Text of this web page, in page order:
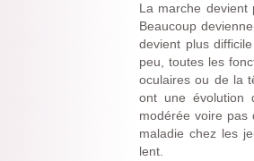
La marche devient
Beaucoup
devient plus
peu, toutes les
oculaires ou de la
ont une évolution
modérée voire pas
maladie chez les
lent.